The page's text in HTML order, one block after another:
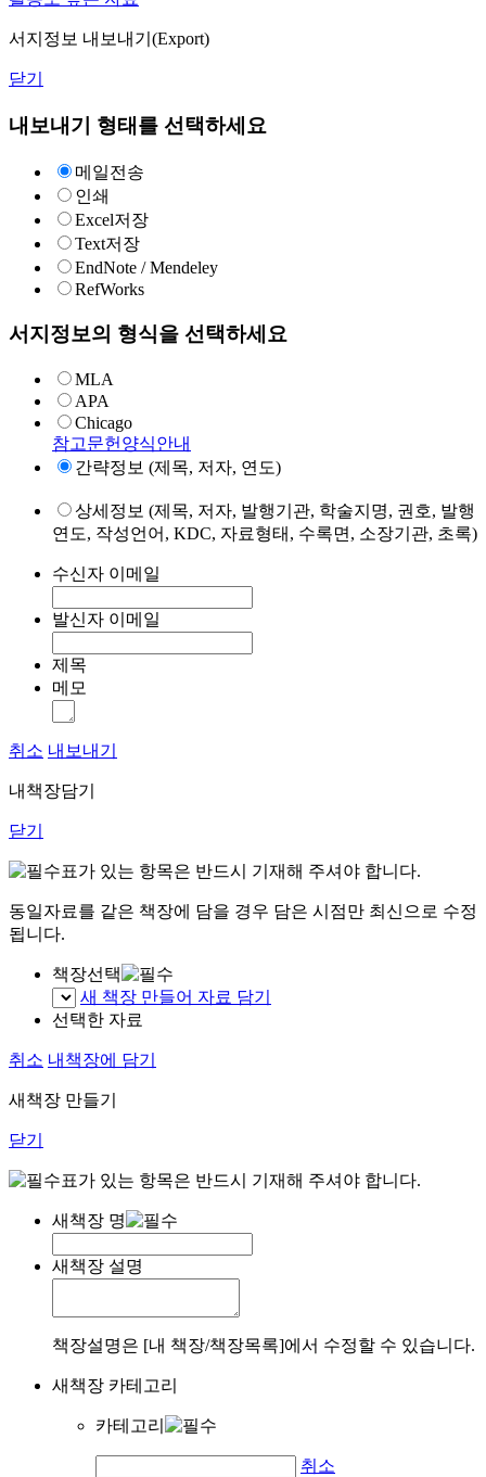
서지정보 내보내기(Export)
닫기
내보내기 형태를 선택하세요
메일전송
인쇄
Excel저장
Text저장
EndNote / Mendeley
RefWorks
서지정보의 형식을 선택하세요
MLA
APA
Chicago
참고문헌양식안내
간략정보 (제목, 저자, 연도)
상세정보 (제목, 저자, 발행기관, 학술지명, 권호, 발행
연도, 작성언어, KDC, 자료형태, 수록면, 소장기관, 초록)
수신자 이메일
발신자 이메일
제목
메모
취소 내보내기
내책장담기
닫기
표가 있는 항목은 반드시 기재해 주셔야 합니다.
동일자료를 같은 책장에 담을 경우 담은 시점만 최신으로 수정
됩니다.
책장선택
새 책장 만들어 자료 담기
선택한 자료
취소 내책장에 담기
새책장 만들기
닫기
표가 있는 항목은 반드시 기재해 주셔야 합니다.
새책장 명
새책장 설명
책장설명은 [내 책장/책장목록]에서 수정할 수 있습니다.
새책장 카테고리
카테고리
취소